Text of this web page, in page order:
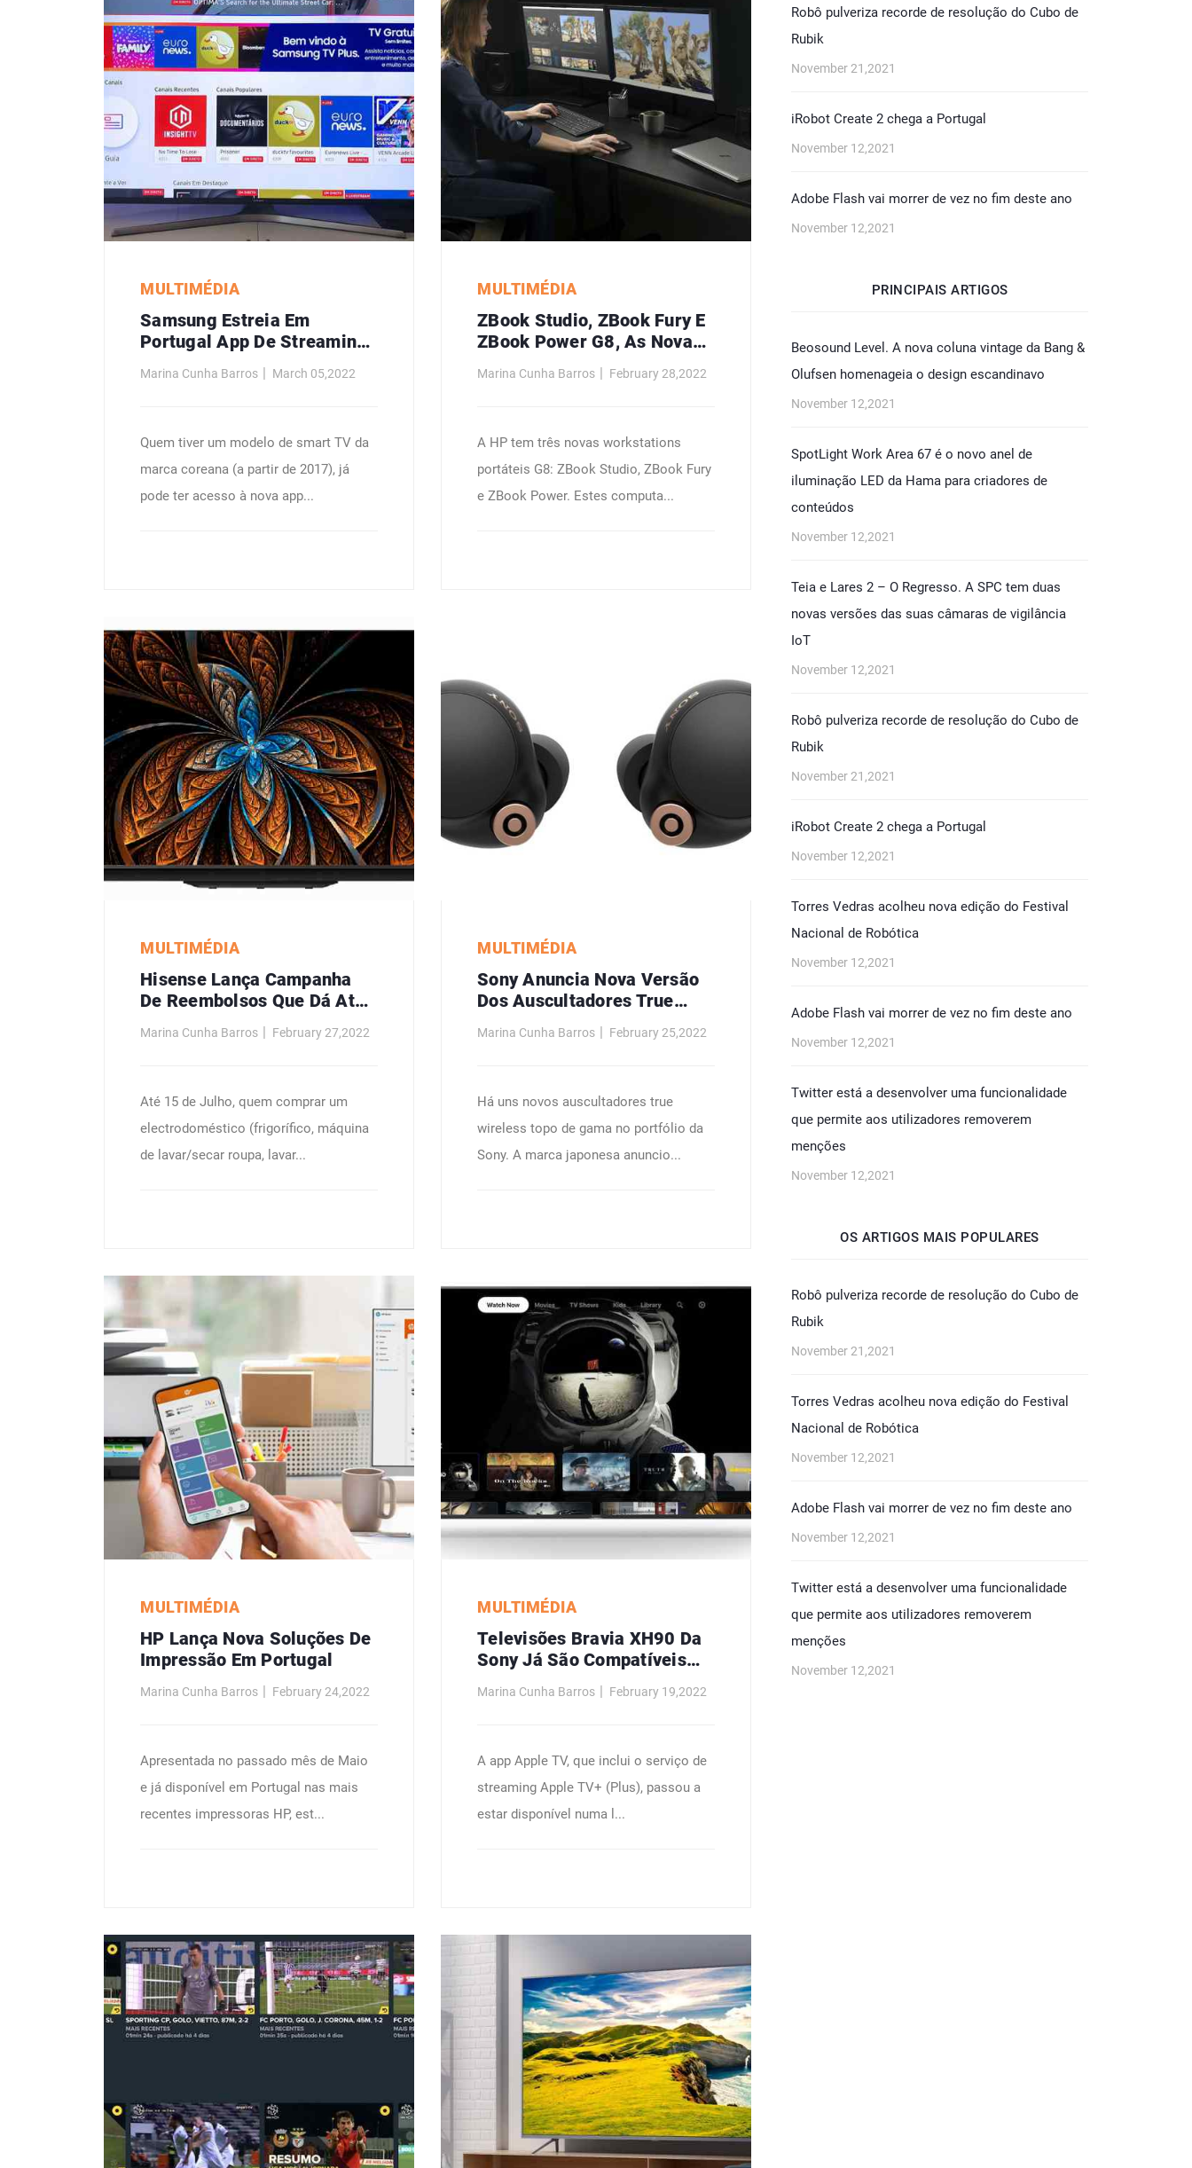
MULTIMÉDIA
Samsung Estreia Em
Portugal App De Streaming
Que Dá Acesso A Vinte
Canais Gratuitos
Marina Cunha Barros March 05,2022
Quem tiver um modelo de smart TV da
marca coreana (a partir de 2017), já
pode ter acesso à nova app...
MULTIMÉDIA
ZBook Studio, ZBook Fury E
ZBook Power G8, As Novas
Workstations Da HP Para
Criadores Profissionais
Marina Cunha Barros February 28,2022
A HP tem três novas workstations
portáteis G8: ZBook Studio, ZBook Fury
e ZBook Power. Estes computa...
MULTIMÉDIA
Hisense Lança Campanha
De Reembolsos Que Dá Até
400 Euros Na Compra De TV
E Electrodomésticos
Marina Cunha Barros February 27,2022
Até 15 de Julho, quem comprar um
electrodoméstico (frigorífico, máquina
de lavar/secar roupa, lavar...
MULTIMÉDIA
Sony Anuncia Nova Versão
Dos Auscultadores True
Wireless Da Série 1000X
Com Áudio De Alta
Marina Cunha Barros February 25,2022
Há uns novos auscultadores true
wireless topo de gama no portfólio da
Sony. A marca japonesa anuncio...
MULTIMÉDIA
HP Lança Nova Soluções De
Impressão Em Portugal
Marina Cunha Barros February 24,2022
Apresentada no passado mês de Maio
e já disponível em Portugal nas mais
recentes impressoras HP, est...
MULTIMÉDIA
Televisões Bravia XH90 Da
Sony Já São Compatíveis
Com A App Apple TV
Marina Cunha Barros February 19,2022
A app Apple TV, que inclui o serviço de
streaming Apple TV+ (Plus), passou a
estar disponível numa l...
Robô pulveriza recorde de resolução do Cubo de
Rubik
November 21,2021
iRobot Create 2 chega a Portugal
November 12,2021
Adobe Flash vai morrer de vez no fim deste ano
November 12,2021
PRINCIPAIS ARTIGOS
Beosound Level. A nova coluna vintage da Bang &
Olufsen homenageia o design escandinavo
November 12,2021
SpotLight Work Area 67 é o novo anel de
iluminação LED da Hama para criadores de
conteúdos
November 12,2021
Teia e Lares 2 – O Regresso. A SPC tem duas
novas versões das suas câmaras de vigilância
IoT
November 12,2021
Robô pulveriza recorde de resolução do Cubo de
Rubik
November 21,2021
iRobot Create 2 chega a Portugal
November 12,2021
Torres Vedras acolheu nova edição do Festival
Nacional de Robótica
November 12,2021
Adobe Flash vai morrer de vez no fim deste ano
November 12,2021
Twitter está a desenvolver uma funcionalidade
que permite aos utilizadores removerem
menções
November 12,2021
OS ARTIGOS MAIS POPULARES
Robô pulveriza recorde de resolução do Cubo de
Rubik
November 21,2021
Torres Vedras acolheu nova edição do Festival
Nacional de Robótica
November 12,2021
Adobe Flash vai morrer de vez no fim deste ano
November 12,2021
Twitter está a desenvolver uma funcionalidade
que permite aos utilizadores removerem
menções
November 12,2021